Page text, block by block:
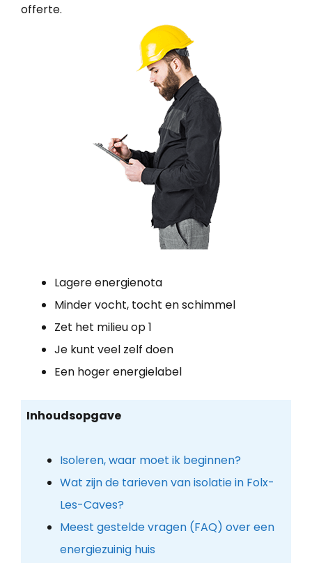
offerte.
Lagere energienota
Minder vocht, tocht en schimmel
Zet het milieu op 1
Je kunt veel zelf doen
Een hoger energielabel
Inhoudsopgave
Isoleren, waar moet ik beginnen?
Wat zijn de tarieven van isolatie in Folx-
Les-Caves?
Meest gestelde vragen (FAQ) over een
energiezuinig huis